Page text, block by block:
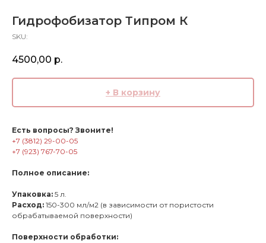
Гидрофобизатор Типром К
SKU:
4500,00 р.
+ В корзину
Есть вопросы? Звоните!
+7 (3812) 29-00-05
+7 (923) 767-70-05
Полное описание:
Упаковка: 5 л.
Расход: 150-300 мл/м2 (в зависимости от пористости
обрабатываемой поверхности)
Поверхности обработки: